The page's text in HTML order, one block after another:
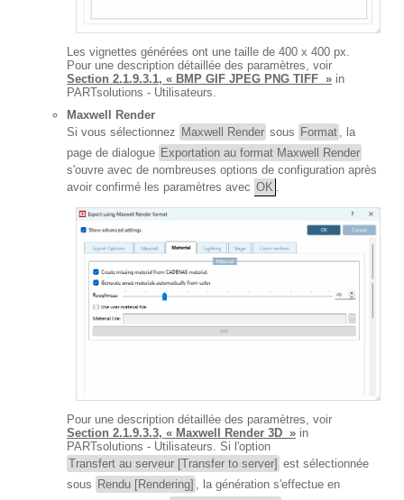
Les vignettes générées ont une taille de 400 x 400 px.
Pour une description détaillée des paramètres, voir
Section 2.1.9.3.1, « BMP GIF JPEG PNG TIFF » in
PARTsolutions - Utilisateurs.
Maxwell Render
Si vous sélectionnez Maxwell Render sous Format
, la
page de dialogue Exportation au format Maxwell Render
s'ouvre avec de nombreuses options de configuration après
avoir confirmé les paramètres avec OK
Pour une description détaillée des paramètres, voir
Section 2.1.9.3.3, « Maxwell Render 3D » in
PARTsolutions - Utilisateurs. Si l'option
Transfert au serveur [Transfer to server] est sélectionnée
sous Rendu [Rendering] , la génération s'effectue en